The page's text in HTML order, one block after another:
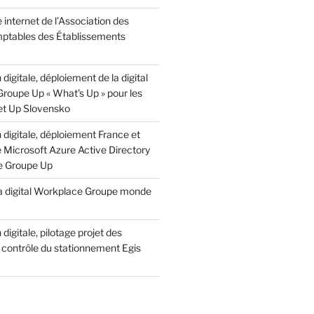
internet de l’Association des
des Établissements
déploiement de la digital
Up « What’s Up » pour les
Up Slovensko
déploiement France et
Microsoft Azure Active Directory
Groupe Up
digital Workplace Groupe monde
pilotage projet des
du stationnement Egis